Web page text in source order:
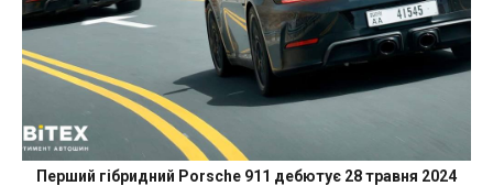
Перший гібридний Porsche 911 дебютує 28 травня 2024